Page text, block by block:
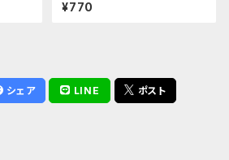
ヒカル）
¥770
シェア LINE ポスト